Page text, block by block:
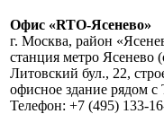
Офис «RTO-Ясенево»
г. Москва, район
станция метро Ясенево
Литовский бул., 22,
офисное здание рядом
Телефон: +7 (495) 133-